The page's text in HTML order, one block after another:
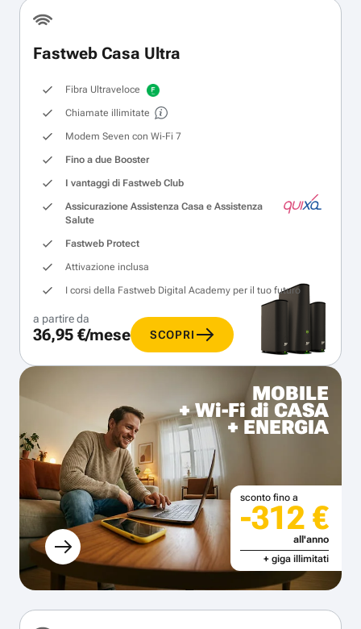
Fastweb Casa Ultra
Fibra Ultraveloce
Chiamate illimitate
Modem Seven con Wi‑Fi 7
Fino a due Booster
I vantaggi di Fastweb Club
Assicurazione Assistenza Casa e Assistenza
Salute
Fastweb Protect
Attivazione inclusa
I corsi della Fastweb Digital Academy per il tuo futuro
a partire da
36,95 €/mese SCOPRI
MOBILE
+ Wi-Fi di CASA
+ ENERGIA
sconto fino a
-312 €
all'anno
+ giga illimitati